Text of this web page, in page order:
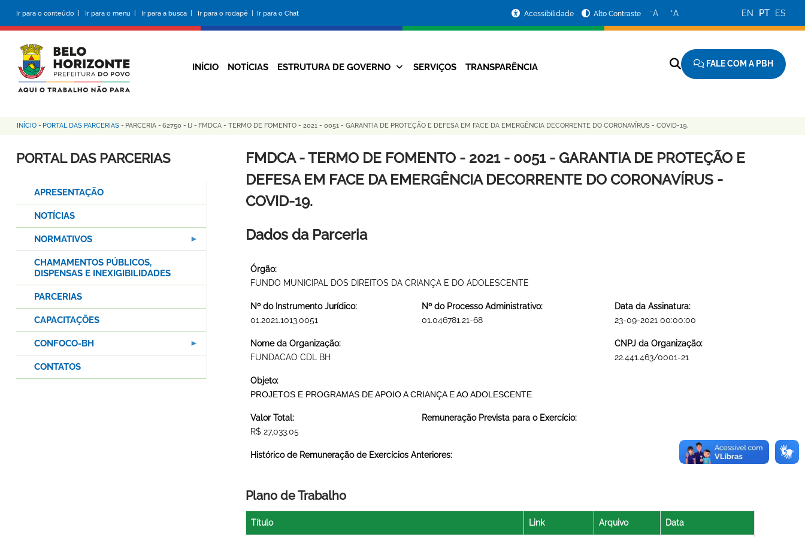
conteúdo
principal
Ir para o conteúdo | Ir para o menu | Ir para a busca | Ir para o rodapé | Ir para o Chat
da
Prefeitura
Acessibilidade Alto Contraste −A +A EN PT ES
Navegação
INÍCIO NOTÍCIAS ESTRUTURA DE GOVERNO SERVIÇOS TRANSPARÊNCIA FALE COM A PBH
Trilha
de
INÍCIO - PORTAL DAS PARCERIAS - PARCERIA - 62750 - IJ - FMDCA - TERMO DE FOMENTO - 2021 - 0051 - GARANTIA DE PROTEÇÃO E DEFESA EM FACE DA EMERGÊNCIA DECORRENTE DO CORONAVÍRUS - COVID-19.
FMDCA - TERMO DE FOMENTO - 2021 - 0051 - GARANTIA DE PROTEÇÃO E
DEFESA EM FACE DA EMERGÊNCIA DECORRENTE DO CORONAVÍRUS -
COVID-19.
Dados da Parceria
Órgão:
FUNDO MUNICIPAL DOS DIREITOS DA CRIANÇA E DO ADOLESCENTE
Nº do Instrumento Jurídico:
01.2021.1013.0051
Nº do Processo Administrativo:
01.046781.21-68
Data da Assinatura:
23-09-2021 00:00:00
Nome da Organização:
FUNDACAO CDL BH
CNPJ da Organização:
22.441.463/0001-21
Objeto:
PROJETOS E PROGRAMAS DE APOIO A CRIANÇA E AO ADOLESCENTE
Valor Total:
R$ 27,033.05
Remuneração Prevista para o Exercício:
Histórico de Remuneração de Exercícios Anteriores:
Plano de Trabalho
Título Link Arquivo Data
PORTAL DAS PARCERIAS
APRESENTAÇÃO
NOTÍCIAS
NORMATIVOS
CHAMAMENTOS PÚBLICOS,
DISPENSAS E INEXIGIBILIDADES
PARCERIAS
CAPACITAÇÕES
CONFOCO-BH
CONTATOS